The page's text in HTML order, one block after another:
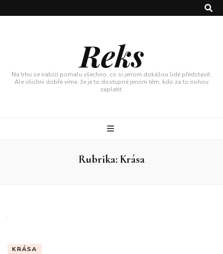
Reks
Na trhu se nabízí pomalu všechno, co si jenom dokážou lidé představit.
Ale všichni dobře víme, že je to dostupné jenom těm, kdo za to nohou
zaplatit.
Rubrika:Krása
KRÁSA